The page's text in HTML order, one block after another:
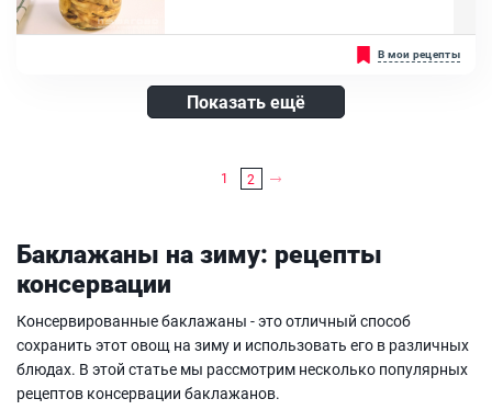
Баклажан, Болгарский перец, Помидор, Лук репчатый, Чеснок,
Красный перец чили
Запеченные баклажаны — отличное решение для любителей
низкокалорийных и одновременно питательных закусок. Блюдо
получается очень вкусным и ароматным, а главным его
преимуществом является минимальное добавление
растительного масла. Используйте баклажаны в качестве
В мои рецепты
Показать ещё
1 2
Баклажаны на зиму: рецепты
консервации
Консервированные баклажаны - это отличный способ
сохранить этот овощ на зиму и использовать его в различных
блюдах. В этой статье мы рассмотрим несколько популярных
рецептов консервации баклажанов.